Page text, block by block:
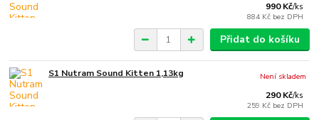
990 Kč/ks
884 Kč bez DPH
Přidat do košíku
S1 Nutram Sound Kitten 1,13kg
290 Kč/ks
259 Kč bez DPH
Není skladem